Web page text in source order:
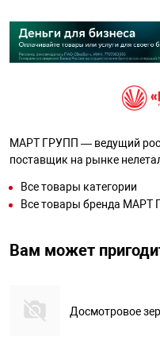
МАРТ ГРУПП — ведущий
поставщик на рынке
Все товары категории
Все товары бренда МАРТ
Вам может
Досмотровое